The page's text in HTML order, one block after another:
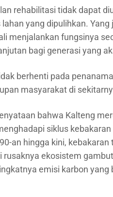
rehabilitasi tidak dapat
yang dipulihkan. Yang
menjalankan fungsinya
bagi generasi yang
berhenti pada
masyarakat di
bahwa Kalteng
siklus
an hingga kini,
ekosistem
emisi karbon yang